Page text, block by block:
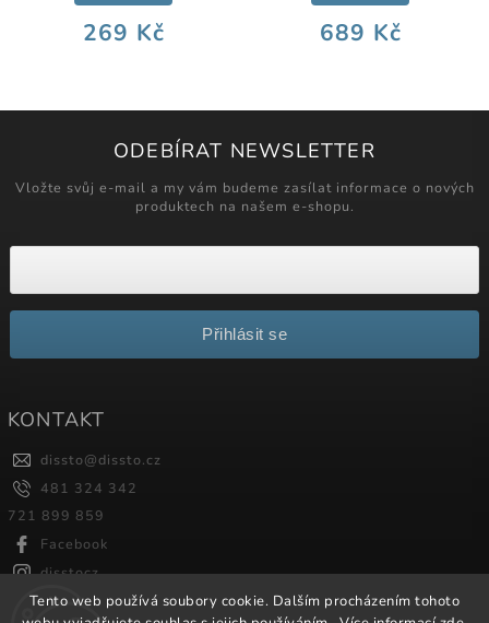
Tento web používá soubory cookie. Dalším procházením tohoto
269 Kč 689 Kč
ODEBÍRAT NEWSLETTER
Vložte svůj e-mail a my vám budeme zasílat informace o nových
produktech na našem e-shopu.
Přihlásit se
KONTAKT
dissto@dissto.cz
481 324 342
721 899 859
Facebook
disstocz